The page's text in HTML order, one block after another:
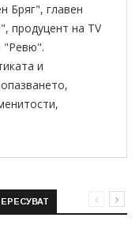
Бряг", главен
продуцент на TV
"Ревю".
и